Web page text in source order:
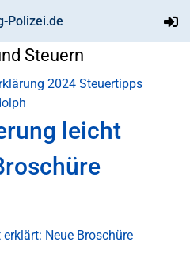
Polizei.de
Steuern
2024 Steuertipps
leicht